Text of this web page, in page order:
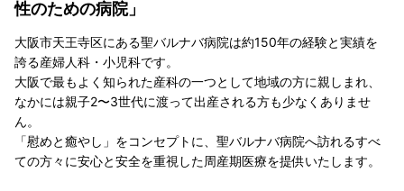
性のための病院」
大阪市天王寺区にある聖バルナバ病院は約150年の経験と実績を
誇る産婦人科・小児科です。
大阪で最もよく知られた産科の一つとして地域の方に親しまれ、
なかには親子2〜3世代に渡って出産される方も少なくありませ
ん。
「慰めと癒やし」をコンセプトに、聖バルナバ病院へ訪れるすべ
ての方々に安心と安全を重視した周産期医療を提供いたします。